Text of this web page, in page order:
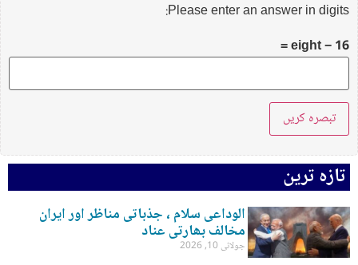
Please enter an answer in digits:
16 − eight =
تازہ ترین
الوداعی سلام ، جذباتی مناظر اور ایران
مخالف بھارتی عناد
جولائی 10, 2026